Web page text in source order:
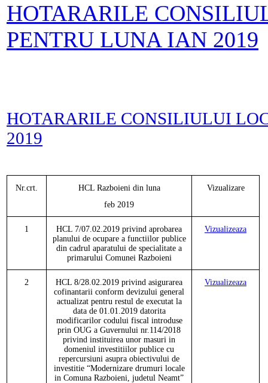
HOTARARILE
PENTRU LUNA IAN 2019
HOTARARILE CONSILIULUI
2019
Nr.crt. HCL Razboieni din luna
feb 201 9
Vizualizare
1 HCL 7/07.02.2019 privind aprobarea
planului de ocupare a functiilor publice
din cadrul aparatului de specialitate a
primarului Comunei Razboieni
Vizualizeaza
2 HCL 8/28.02.2019 privind asigurarea
cofinantarii conform devizului general
actualizat pentru restul de executat la
data de 01.01.2019 datorita
modificarilor codului fiscal introduse
prin OUG a Guvernului nr.114/2018
privind instituirea unor masuri in
domeniul investitiilor publice cu
repercursiuni asupra obiectivului de
investitie “Modernizare drumuri locale
in Comuna Razboieni, judetul Neamt”
Vizualizeaza